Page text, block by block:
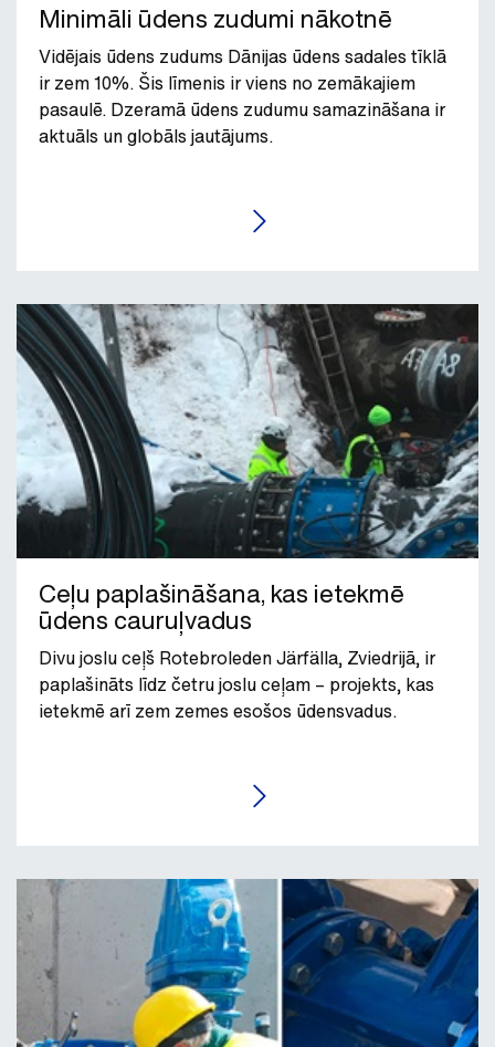
Minimāli ūdens zudumi nākotnē
Vidējais ūdens zudums Dānijas ūdens sadales tīklā
ir zem 10%. Šis līmenis ir viens no zemākajiem
pasaulē. Dzeramā ūdens zudumu samazināšana ir
aktuāls un globāls jautājums.
LASĪT RAKSTU
Ceļu paplašināšana, kas ietekmē
ūdens cauruļvadus
Divu joslu ceļš Rotebroleden Järfälla, Zviedrijā, ir
paplašināts līdz četru joslu ceļam – projekts, kas
ietekmē arī zem zemes esošos ūdensvadus.
LASĪT RAKSTU